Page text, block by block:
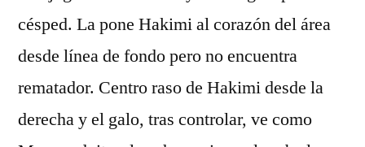
césped. La pone Hakimi al corazón del área
desde línea de fondo pero no encuentra
rematador. Centro raso de Hakimi desde la
derecha y el galo, tras controlar, ve como